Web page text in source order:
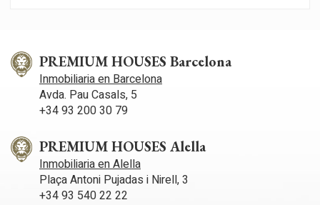
salón, comedor y cocina, con acceso directo al jardín trasero.
En esta planta también encontramos una habitación doble
con salida exterior, otra habitación doble - actualmente
despacho, y un baño completo. La planta superior alberga una
habitación en suite con terraza privada, aportando mayor
con cuatro apartamentos independientes situados a ambos
lados de la vivienda principal, dos en cada lado. Cada
apartamento dispone de salón y una habitación en suite con
acceso al jardín trasero. Sant Jordi d’Alfama es una
urbanización residencial dentro del término municipal de
PREMIUM HOUSES Barcelona
Inmobiliaria en Barcelona
Avda. Pau Casals, 5
+34 93 200 30 79
PREMIUM HOUSES Alella
Inmobiliaria en Alella
Plaça Antoni Pujadas i Nirell, 3
+34 93 540 22 22